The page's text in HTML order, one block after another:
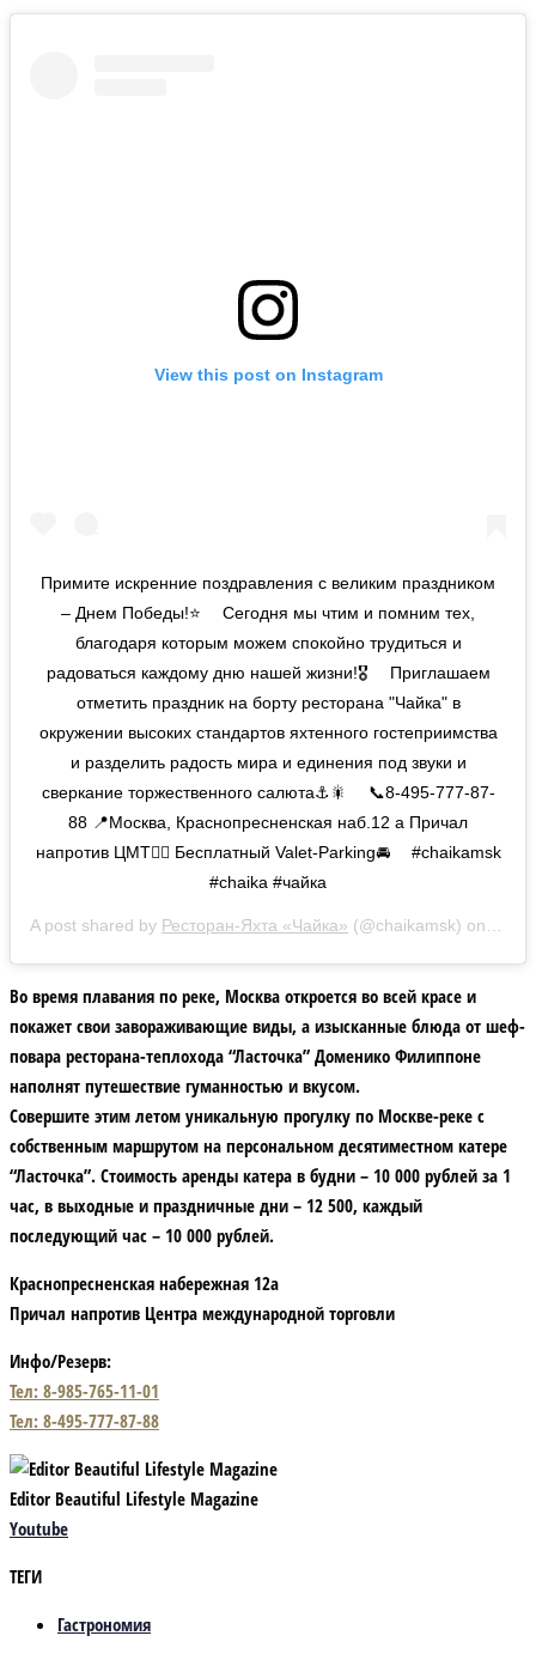
View this post on Instagram
Примите искренние поздравления с великим праздником
– Днем Победы!⭐️ ⠀ Сегодня мы чтим и помним тех,
благодаря которым можем спокойно трудиться и
радоваться каждому дню нашей жизни!🎖 ⠀ Приглашаем
отметить праздник на борту ресторана "Чайка" в
окружении высоких стандартов яхтенного гостеприимства
и разделить радость мира и единения под звуки и
сверкание торжественного салюта⚓️🎇 ⠀ 📞8-495-777-87-
88 📍Москва, Краснопресненская наб.12 а Причал
напротив ЦМТ☝🏻 Бесплатный Valet-Parking🚘 ⠀ #chaikamsk
#chaika #чайка
A post shared by Ресторан-Яхта «Чайка» (@chaikamsk) on
Во время плавания по реке, Москва откроется во всей красе и
покажет свои завораживающие виды, а изысканные блюда от шеф-
повара ресторана-теплохода “Ласточка” Доменико Филиппоне
наполнят путешествие гуманностью и вкусом.
Совершите этим летом уникальную прогулку по Москве-реке с
собственным маршрутом на персональном десятиместном катере
“Ласточка”. Стоимость аренды катера в будни – 10 000 рублей за 1
час, в выходные и праздничные дни – 12 500, каждый
последующий час – 10 000 рублей.
Краснопресненская набережная 12а
Причал напротив Центра международной торговли
Инфо/Резерв:
Тел: 8-985-765-11-01
Тел: 8-495-777-87-88
Editor Beautiful Lifestyle Magazine
Youtube
ТЕГИ
Гастрономия